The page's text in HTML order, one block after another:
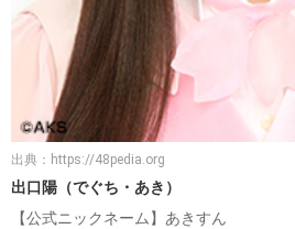
出典： https://48pedia.org
出口陽（でぐち・あき）
【公式ニックネーム】あきすん